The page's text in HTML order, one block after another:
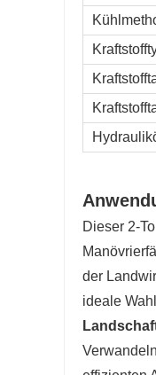
Dieser 2-
der
ideale